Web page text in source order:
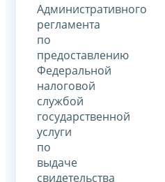
Административного
регламента
по
предоставлению
Федеральной
налоговой
службой
государственной
услуги
по
выдаче
свидетельства